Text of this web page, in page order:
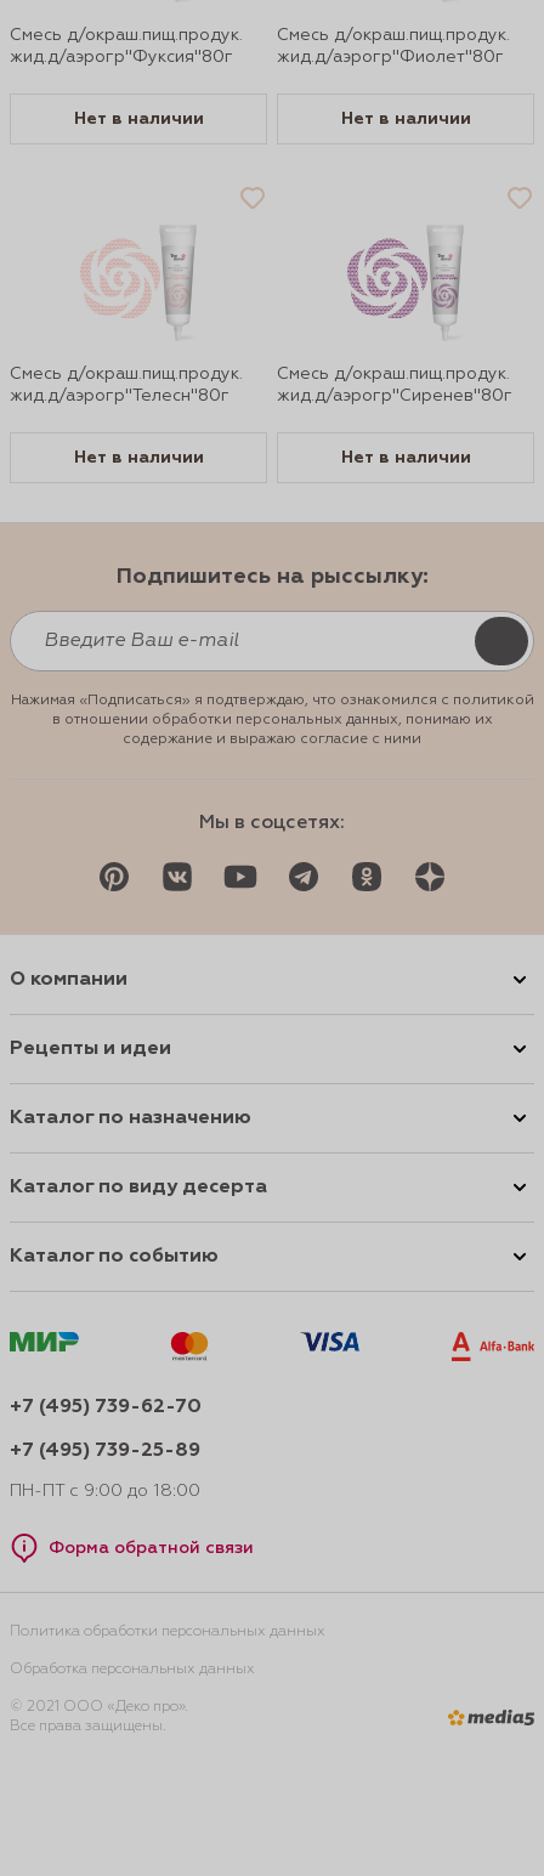
Смесь д/окраш.пищ.продук.
жид.д/аэрогр"Фуксия"80г
Нет в наличии
Смесь д/окраш.пищ.продук.
жид.д/аэрогр"Фиолет"80г
Нет в наличии
Смесь д/окраш.пищ.продук.
жид.д/аэрогр"Телесн"80г
Нет в наличии
Смесь д/окраш.пищ.продук.
жид.д/аэрогр"Сиренев"80г
Нет в наличии
Подпишитесь на рыссылку:
Нажимая «Подписаться» я подтверждаю, что ознакомился с политикой
в отношении обработки персональных данных, понимаю их
содержание и выражаю согласие с ними
Мы в соцсетях:
О компании
Рецепты и идеи
Каталог по назначению
Каталог по виду десерта
Каталог по событию
+7 (495) 739-62-70
+7 (495) 739-25-89
ПН-ПТ с 9:00 до 18:00
Форма обратной связи
Политика обработки персональных данных
Обработка персональных данных
© 2021 ООО «Деко про».
Все права защищены.